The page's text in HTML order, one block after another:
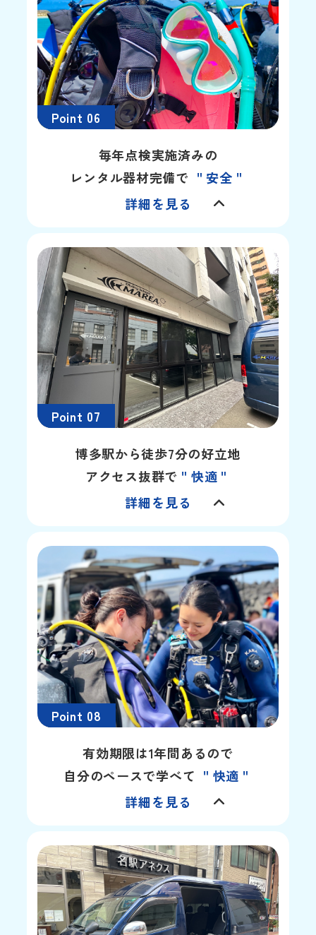
Point 06
毎年点検実施済みの
レンタル器材完備で ＂安全＂
詳細を見る
Point 07
博多駅から徒歩7分の好立地
アクセス抜群で ＂快適＂
詳細を見る
Point 08
有効期限は1年間あるので
自分のペースで学べて ＂快適＂
詳細を見る